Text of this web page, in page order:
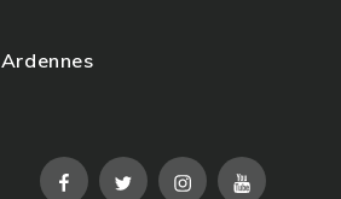
Ardennes
FacebookTwitterInstagramYouTube